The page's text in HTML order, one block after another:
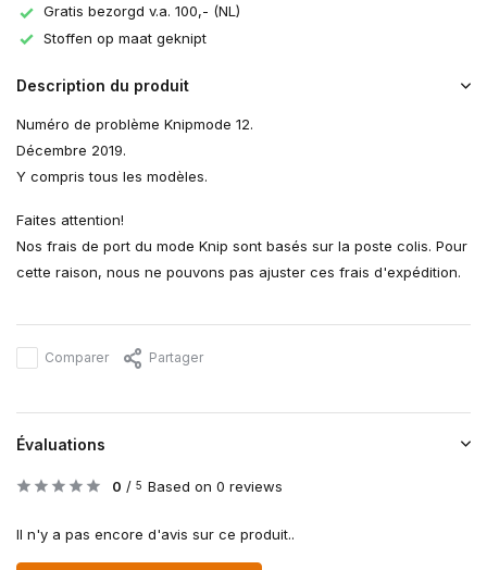
Gratis bezorgd v.a. 100,- (NL)
Stoffen op maat geknipt
Description du produit
Numéro de problème Knipmode 12.
Décembre 2019.
Y compris tous les modèles.
Faites attention!
Nos frais de port du mode Knip sont basés sur la poste colis. Pour
cette raison, nous ne pouvons pas ajuster ces frais d'expédition.
Comparer Partager
Évaluations
0 / 5 Based on 0 reviews
Il n'y a pas encore d'avis sur ce produit..